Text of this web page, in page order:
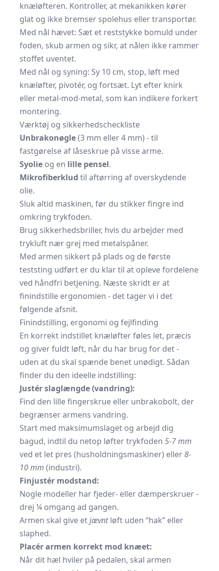
knæløfteren. Kontroller, at mekanikken kører
glat og ikke bremser spolehus eller transportør.
Med nål hævet: Sæt et reststykke bomuld under
foden, skub armen og sikr, at nålen ikke rammer
stoffet uventet.
Med nål og syning: Sy 10 cm, stop, løft med
knæløfter, pivotér, og fortsæt. Lyt efter knirk
eller metal-mod-metal, som kan indikere forkert
montering.
Værktøj og sikkerheds­checkliste
Unbrakonøgle(3 mm eller 4 mm) - til
fastgørelse af låseskrue på visse arme.
Syolie og en lille pensel.
Mikrofiberklud til aftørring af overskydende
olie.
Sluk altid maskinen, før du stikker fingre ind
omkring trykfoden.
Brug sikkerhedsbriller, hvis du arbejder med
trykluft nær grej med metalspåner.
Med armen sikkert på plads og de første
teststing udført er du klar til at opleve fordelene
ved håndfri betjening. Næste skridt er at
finindstille ergonomien - det tager vi i det
følgende afsnit.
Finindstilling, ergonomi og fejlfinding
En korrekt indstillet knæløfter føles let, præcis
og giver fuldt løft, når du har brug for det -
uden at du skal spænde benet unødigt. Sådan
finder du den ideelle indstilling:
Justér slaglængde (vandring):
Find den lille fingerskrue eller unbrako­bolt, der
begrænser armens vandring.
Start med maksimumslaget og arbejd dig
bagud, indtil du netop løfter trykfoden 5-7 mm
ved et let pres (hus­holdnings­maskiner) eller8-
10 mm (industri).
Finjustér modstand:
Nogle modeller har fjeder- eller dæmper­skruer -
drej ¼ omgang ad gangen.
Armen skal give etjævntløft uden “hak” eller
slaphed.
Placér armen korrekt mod knæet:
Når dit hæl hviler på pedalen, skal armen